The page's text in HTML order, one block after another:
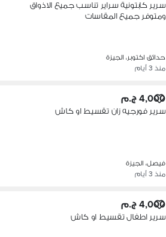
سرير كابتونية سراير تناسب جميع الاذواق
ومتوفر جميع المقاسات
حدائق اكتوبر، الجيزة
منذ 3 أيام
4,000 ج.م
سرير فورجيه زان تقسيط او كاش
فيصل، الجيزة
منذ 3 أيام
4,000 ج.م
سرير اطفال تقسيط او كاش